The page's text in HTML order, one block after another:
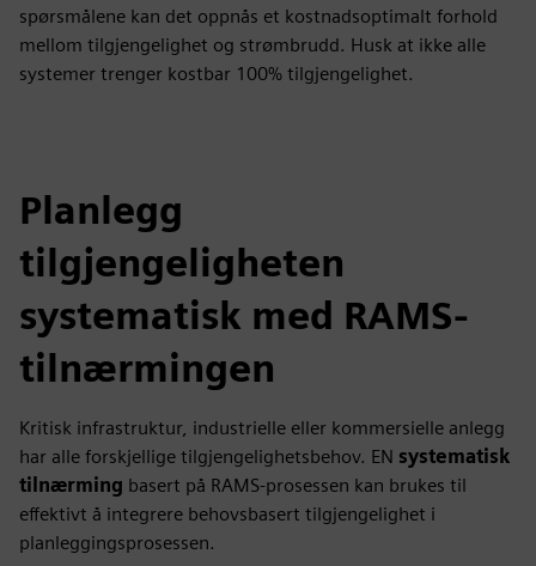
spørsmålene kan det oppnås et kostnadsoptimalt forhold
mellom tilgjengelighet og strømbrudd. Husk at ikke alle
systemer trenger kostbar 100% tilgjengelighet.
Planlegg
tilgjengeligheten
systematisk med RAMS-
tilnærmingen
Kritisk infrastruktur, industrielle eller kommersielle anlegg
har alle forskjellige tilgjengelighetsbehov. EN systematisk
tilnærming basert på RAMS-prosessen kan brukes til
effektivt å integrere behovsbasert tilgjengelighet i
planleggingsprosessen.